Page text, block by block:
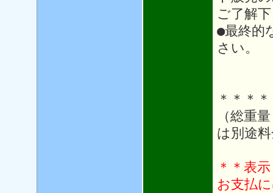
ご了解
●最終的
さい。
＊＊＊
（総重
は別途
＊＊表
お支払